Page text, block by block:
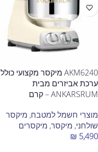
AKM6240 מיקסר מקצועי כולל
ערכת אביזרים מבית
ANKARSRUM – קרם
מוצרי חשמל למטבח, מיקסר
שולחני, מיקסר, מיקסרים
₪ 5,490